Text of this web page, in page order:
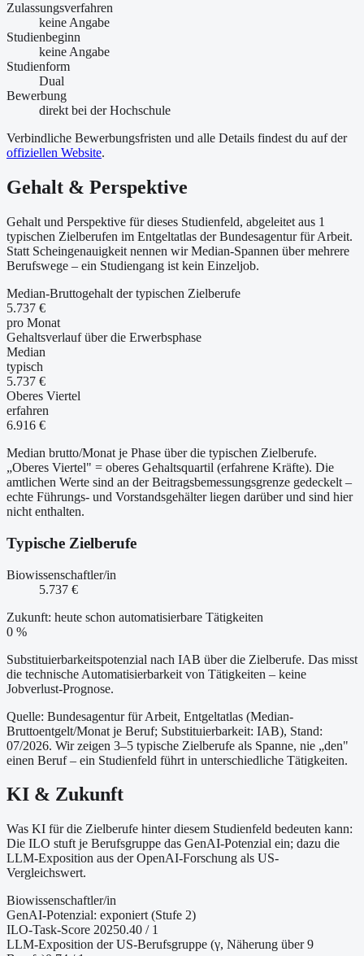
Zulassungsverfahren
keine Angabe
Studienbeginn
keine Angabe
Studienform
Dual
Bewerbung
direkt bei der Hochschule
Verbindliche Bewerbungsfristen und alle Details findest du auf der
offiziellen Website.
Gehalt & Perspektive
Gehalt und Perspektive für dieses Studienfeld, abgeleitet aus 1
typischen Zielberufen im Entgeltatlas der Bundesagentur für Arbeit.
Statt Scheingenauigkeit nennen wir Median-Spannen über mehrere
Berufswege – ein Studiengang ist kein Einzeljob.
Median-Bruttogehalt der typischen Zielberufe
5.737 €
pro Monat
Gehaltsverlauf über die Erwerbsphase
Median
typisch
5.737 €
Oberes Viertel
erfahren
6.916 €
Median brutto/Monat je Phase über die typischen Zielberufe.
„Oberes Viertel" = oberes Gehaltsquartil (erfahrene Kräfte). Die
amtlichen Werte sind an der Beitragsbemessungsgrenze gedeckelt –
echte Führungs- und Vorstandsgehälter liegen darüber und sind hier
nicht enthalten.
Typische Zielberufe
Biowissenschaftler/in
5.737 €
Zukunft: heute schon automatisierbare Tätigkeiten
0 %
Substituierbarkeitspotenzial nach IAB über die Zielberufe. Das misst
die technische Automatisierbarkeit von Tätigkeiten – keine
Jobverlust-Prognose.
Quelle: Bundesagentur für Arbeit, Entgeltatlas (Median-
Bruttoentgelt/Monat je Beruf; Substituierbarkeit: IAB), Stand:
07/2026. Wir zeigen 3–5 typische Zielberufe als Spanne, nie „den"
einen Beruf – ein Studienfeld führt in unterschiedliche Tätigkeiten.
KI & Zukunft
Was KI für die Zielberufe hinter diesem Studienfeld bedeuten kann:
Die ILO stuft je Berufsgruppe das GenAI-Potenzial ein; dazu die
LLM-Exposition aus der OpenAI-Forschung als US-
Vergleichswert.
Biowissenschaftler/in
GenAI-Potenzial: exponiert (Stufe 2)
ILO-Task-Score 20250.40 / 1
LLM-Exposition der US-Berufsgruppe (γ, Näherung über 9